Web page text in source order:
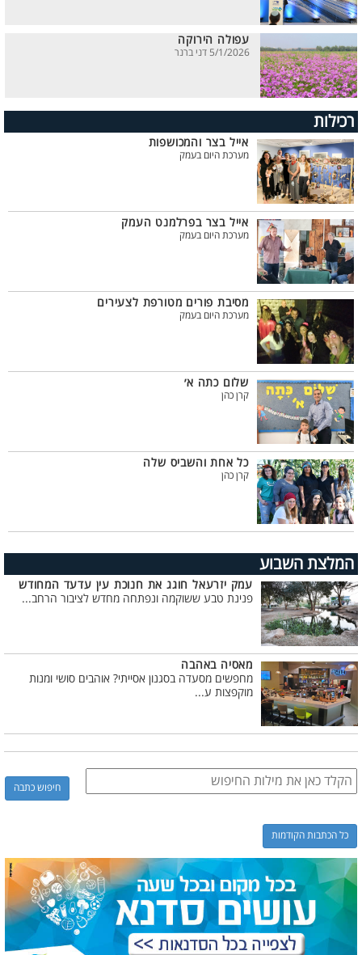
עפולה הירוקה
5/1/2026 דני ברנר
רכילות
אייל בצר והמכושפות
מערכת היום בעמק
אייל בצר בפרלמנט העמק
מערכת היום בעמק
מסיבת פורים מטורפת לצעירים
מערכת היום בעמק
שלום כתה א׳
קרן כהן
כל אחת והשביס שלה
קרן כהן
המלצת השבוע
עמק יזרעאל חוגג את חנוכת עין עדעד המחודש
פנינת טבע ששוקמה ונפתחה מחדש לציבור הרחב...
מאסיה באהבה
מחפשים מסעדה בסגנון אסייתי? אוהבים סושי ומנות
מוקפצות ע...
כל הכתבות הקודמות